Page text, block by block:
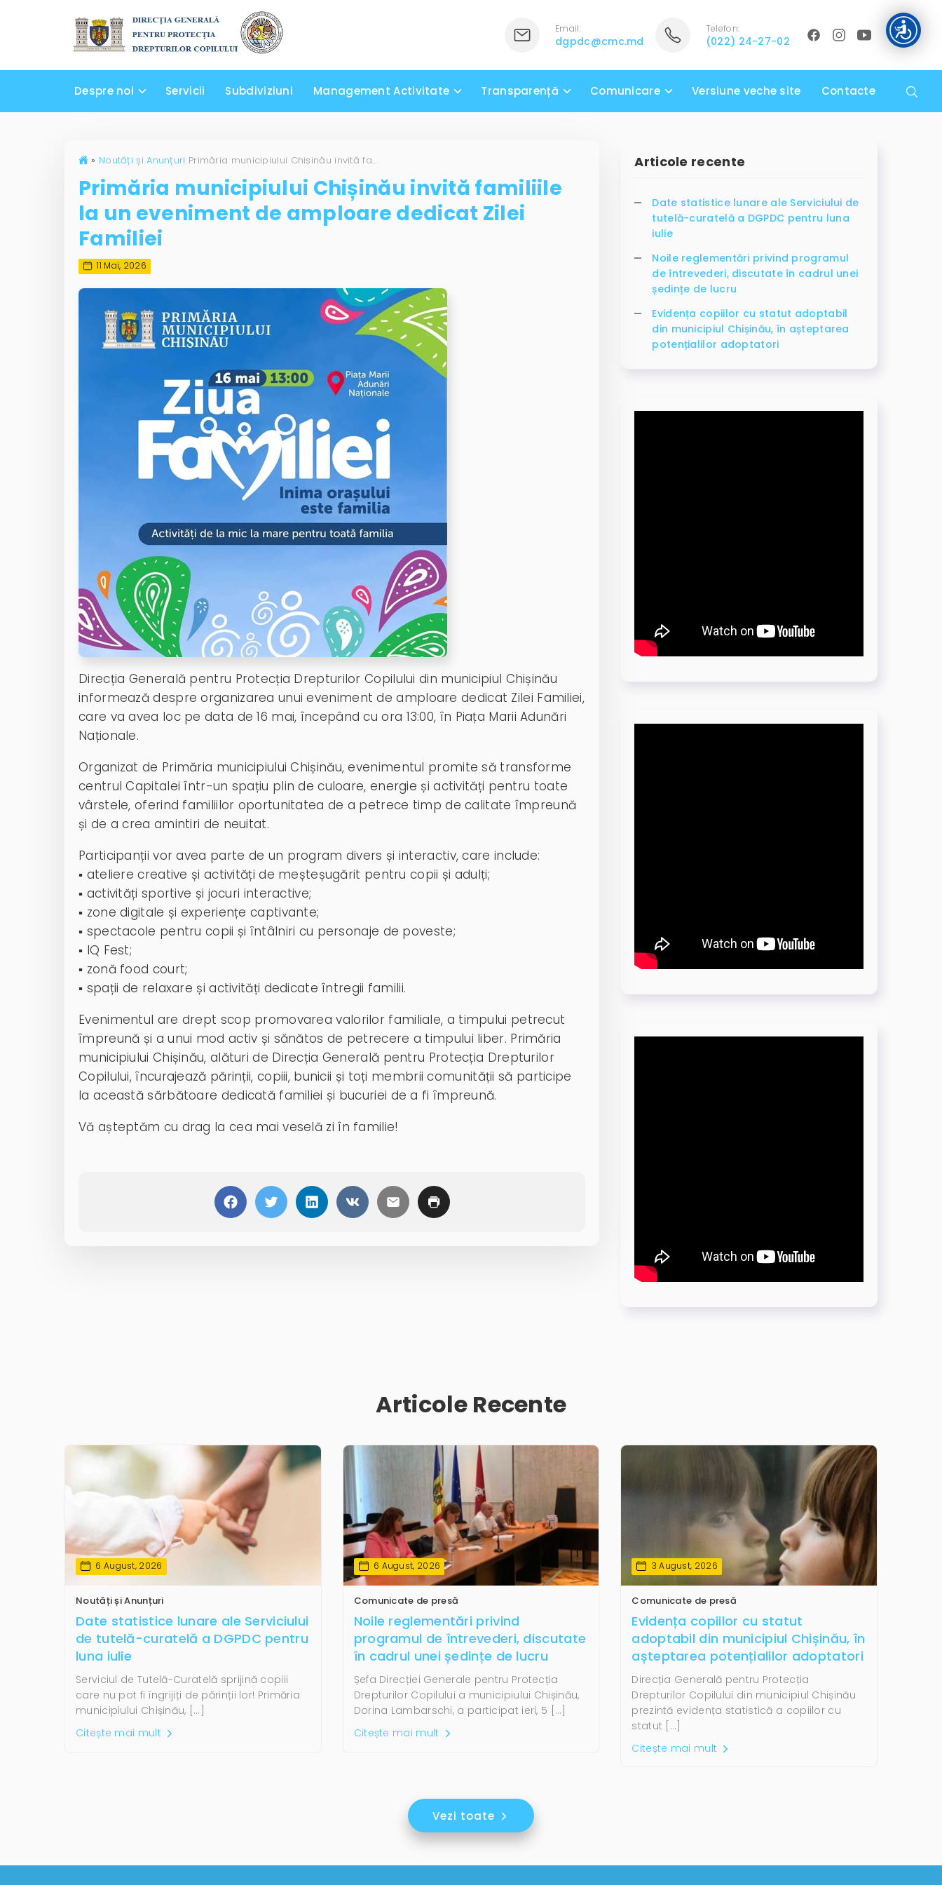
Email:
dgpdc@cmc.md
Telefon:
(022) 24-27-02
Despre noi Servicii Subdiviziuni Management Activitate Transparență Comunicare Versiune veche site Contacte
» Noutăți și Anunțuri Primăria municipiului Chișinău invită familiile la un eveniment de amploare dedicat Zilei Familiei
Primăria municipiului Chișinău invită familiile
la un eveniment de amploare dedicat Zilei
Familiei
11 Mai, 2026
Direcția Generală pentru Protecția Drepturilor Copilului din municipiul Chișinău
informează despre organizarea unui eveniment de amploare dedicat Zilei Familiei,
care va avea loc pe data de 16 mai, începând cu ora 13:00, în Piața Marii Adunări
Naționale.
Organizat de Primăria municipiului Chișinău, evenimentul promite să transforme
centrul Capitalei într-un spațiu plin de culoare, energie și activități pentru toate
vârstele, oferind familiilor oportunitatea de a petrece timp de calitate împreună
și de a crea amintiri de neuitat.
Participanții vor avea parte de un program divers și interactiv, care include:
▪️ ateliere creative și activități de meșteșugărit pentru copii și adulți;
▪️ activități sportive și jocuri interactive;
▪️ zone digitale și experiențe captivante;
▪️ spectacole pentru copii și întâlniri cu personaje de poveste;
▪️ IQ Fest;
▪️ zonă food court;
▪️ spații de relaxare și activități dedicate întregii familii.
Evenimentul are drept scop promovarea valorilor familiale, a timpului petrecut
împreună și a unui mod activ și sănătos de petrecere a timpului liber. Primăria
municipiului Chișinău, alături de Direcția Generală pentru Protecția Drepturilor
Copilului, încurajează părinții, copiii, bunicii și toți membrii comunității să participe
la această sărbătoare dedicată familiei și bucuriei de a fi împreună.
Vă așteptăm cu drag la cea mai veselă zi în familie!
Articole recente
Date statistice lunare ale Serviciului de
tutelă-curatelă a DGPDC pentru luna
iulie
Noile reglementări privind programul
de întrevederi, discutate în cadrul unei
ședințe de lucru
Evidența copiilor cu statut adoptabil
din municipiul Chișinău, în așteptarea
potențialilor adoptatori
Articole Recente
6 August, 2026
Noutăți și Anunțuri
Date statistice lunare ale Serviciului
de tutelă-curatelă a DGPDC pentru
luna iulie
Serviciul de Tutelă-Curatelă sprijină copiii
care nu pot fi îngrijiți de părinții lor! Primăria
municipiului Chișinău, […]
Citește mai mult
6 August, 2026
Comunicate de presă
Noile reglementări privind
programul de întrevederi, discutate
în cadrul unei ședințe de lucru
Șefa Direcției Generale pentru Protecția
Drepturilor Copilului a municipiului Chișinău,
Dorina Lambarschi, a participat ieri, 5 […]
Citește mai mult
3 August, 2026
Comunicate de presă
Evidența copiilor cu statut
adoptabil din municipiul Chișinău, în
așteptarea potențialilor adoptatori
Direcția Generală pentru Protecția
Drepturilor Copilului din municipiul Chișinău
prezintă evidența statistică a copiilor cu
statut […]
Citește mai mult
Vezi toate